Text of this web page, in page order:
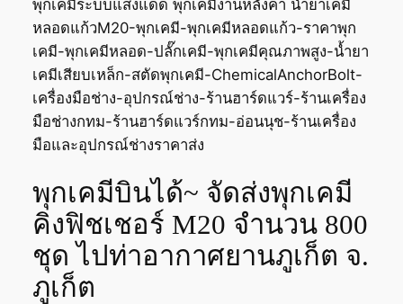
พุกเคมีบินได้~ จัดส่งพุกเคมี
คิงฟิชเชอร์ M20 จำนวน 800
ชุด ไปท่าอากาศยานภูเก็ต จ.
ภูเก็ต